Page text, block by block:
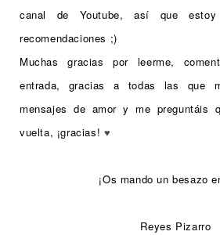
canal de Youtube, así que
recomendaciones ;)
Muchas gracias por leerme,
entrada, gracias a todas las que
mensajes de amor y me preguntáis
vuelta, ¡gracias! ♥
¡Os mando un besazo
Reyes Pizarro